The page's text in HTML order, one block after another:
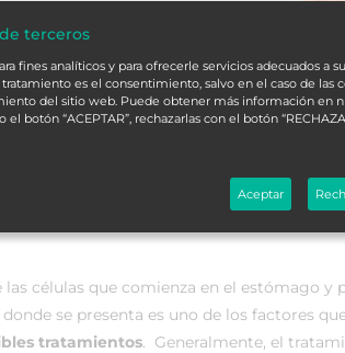
células que comienza en el estómago y
se presenta es uno de los factores
tratamientos. Generalmente, el
terceros
fines analíticos y para ofrecerle servicios adecuados a
es el consentimiento, salvo en el caso de las
del sitio web. Puede obtener más información en
botón “ACEPTAR”, rechazarlas con el botón
Aceptar